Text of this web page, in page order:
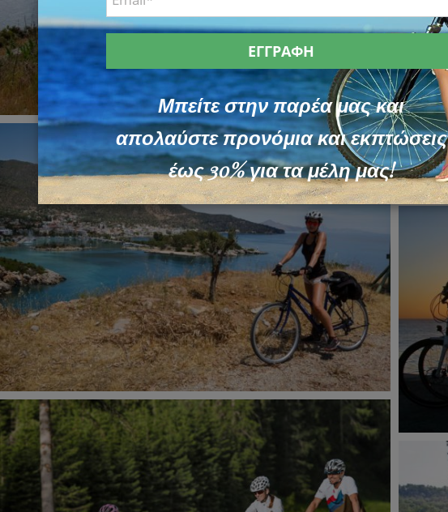
Μπείτε στην παρέα μας και
απολαύστε προνόμια και εκπτώσεις
έως 30% για τα μέλη μας!